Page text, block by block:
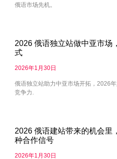
俄语市场先机。
2026 俄语独立站做中亚市场
式
2026年1月30日
俄语独立站助力中亚市场开拓，2026
竞争力.
2026 俄语建站带来的机会里
种合作信号
2026年1月30日